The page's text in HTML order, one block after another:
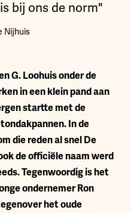
bij ons de norm"
Nijhuis
G. Loohuis onder de
in een klein pand aan
startte met de
In de
die reden al snel De
de officiële naam werd
Tegenwoordig is het
ondernemer Ron
het oude